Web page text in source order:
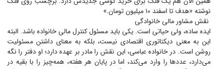
نوشته «هدف تا اسفند ۱۰ میلیون تومان.»
نقش مشاور مالی خانوادگی
ایده ساده، ولی حیاتی است. یکی باید مسئول کنترل مالی خانواده باشد. البته
این به معنی دیکتاتوری اقتصادی نیست، بلکه به معنای داشتن مسئولیت
روشن است. در خانواده عباسی، این نقش را مادر بر عهده دارد؛ او دفتر را نگه
می‌دارد، عدد‌ها را وارد می‌کند، اما در پایان هر هفته، همه‌چیز را با بقیه در